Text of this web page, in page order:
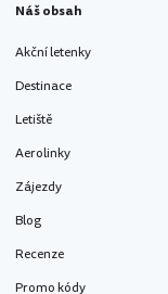
Náš obsah
Akční letenky
Destinace
Letiště
Aerolinky
Zájezdy
Blog
Recenze
Promo kódy